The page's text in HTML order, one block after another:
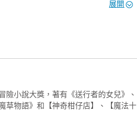
人上門，也沒辦法走進來喵！」
少要把通道清出來。不知道要花幾個
佐竹美保精緻的插圖，一本接一本，
沒有領回的物品，讓店內被堆積如
不能，但最基本的空間問題，還是要
管物品前，依舊會說明託管物品的
展開
險小說大獎，著有《送行者的女兒》、
草物語》和【神奇柑仔店】、【魔法十